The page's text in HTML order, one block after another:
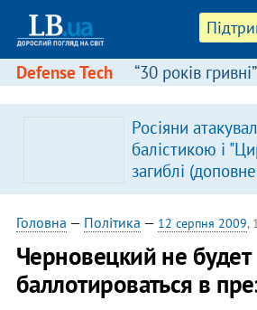
Defense Tech “30 років гривні”
Росіяни
балістикою і
загиблі
Головна — Політика — 12 серпня 2009,
Черновецкий не будет
баллотироваться в